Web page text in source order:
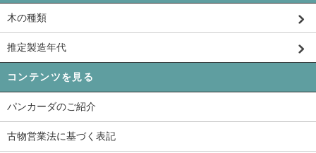
木の種類
推定製造年代
コンテンツを見る
パンカーダのご紹介
古物営業法に基づく表記